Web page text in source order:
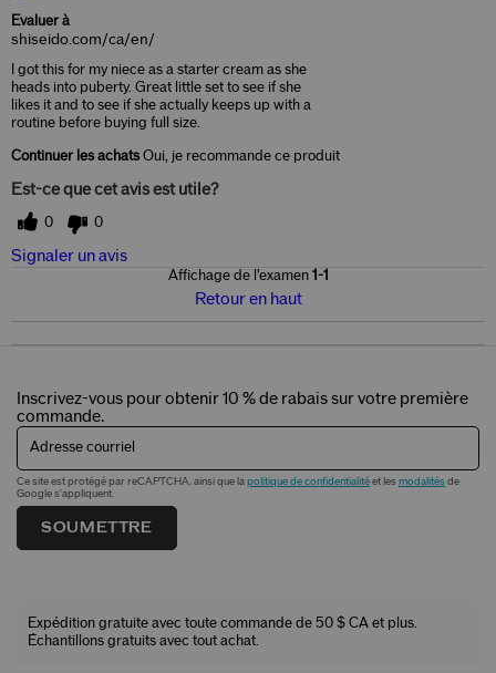
Evaluer à
shiseido.com/ca/en/
I got this for my niece as a starter cream as she
heads into puberty. Great little set to see if she
likes it and to see if she actually keeps up with a
routine before buying full size.
Continuer les achatsOui, je recommande ce produit
Est-ce que cet avis est utile?
0 0
Signaler un avis
Affichage de l'examen 1-1
Retour en haut
Inscrivez-vous pour obtenir 10 % de rabais sur votre première
commande.
Adresse courriel
Ce site est protégé par reCAPTCHA, ainsi que la politique de confidentialité et les modalités de
Google s'appliquent.
SOUMETTRE
Expédition gratuite avec toute commande de 50 $ CA et plus.
Échantillons gratuits avec tout achat.